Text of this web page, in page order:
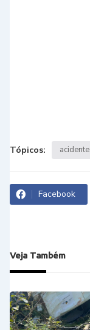
Tópicos: acidente
Facebook
Veja Também